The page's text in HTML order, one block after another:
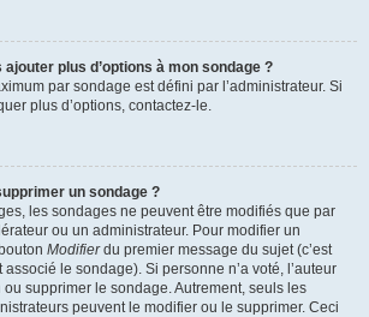
ajouter plus d’options à mon sondage ?
par sondage est défini par l’administrateur. Si
plus d’options, contactez-le.
un sondage ?
les sondages ne peuvent être modifiés que par
ou un administrateur. Pour modifier un
Modifierdu premier message du sujet (c’est
le sondage). Si personne n’a voté, l’auteur
supprimer le sondage. Autrement, seuls les
peuvent le modifier ou le supprimer. Ceci